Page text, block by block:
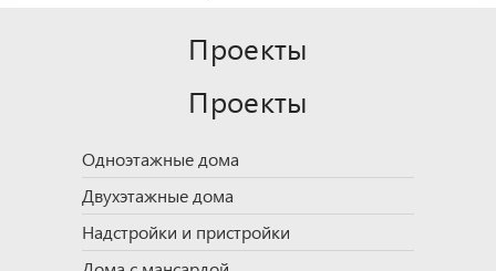
Проекты
Проекты
Одноэтажные дома
Двухэтажные дома
Надстройки и пристройки